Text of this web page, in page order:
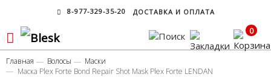
8-977-329-35-20 ДОСТАВКА И ОПЛАТА
0
Главная Волосы
Маски
Маска Plex Forte Bond Repair Shot Mask Plex Forte LENDAN